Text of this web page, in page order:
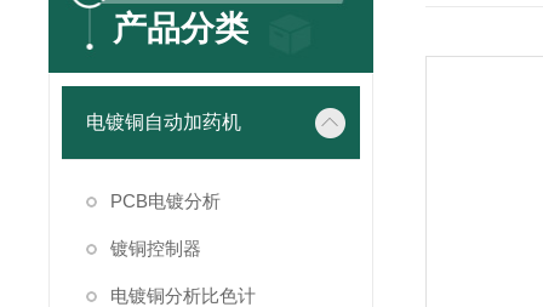
产品分类
电镀铜自动加药机
PCB电镀分析
镀铜控制器
电镀铜分析比色计